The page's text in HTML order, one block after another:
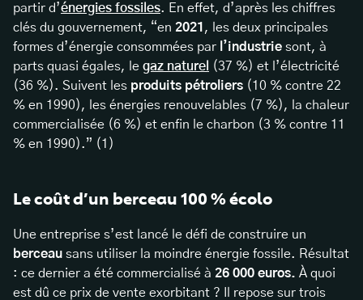
partir d’énergies fossiles. En effet, d’après les chiffres
clés du gouvernement, “en 2021 , les deux principales
formes d’énergie consommées par l’industrie sont, à
parts quasi égales, le gaz naturel
(37 %) et l’électricité
(36 %). Suivent les produits pétroliers (10 % contre 22
% en 1990), les énergies renouvelables (7 %), la chaleur
commercialisée (6 %) et enfin le charbon (3 % contre 11
% en 1990).” (1)
Le coût d’un berceau 100 % écolo
Une entreprise s’est lancé le défi de construire un
berceau sans utiliser la moindre énergie fossile. Résultat
: ce dernier a été commercialisé à 26 000 euros. À quoi
est dû ce prix de vente exorbitant ? Il repose sur trois